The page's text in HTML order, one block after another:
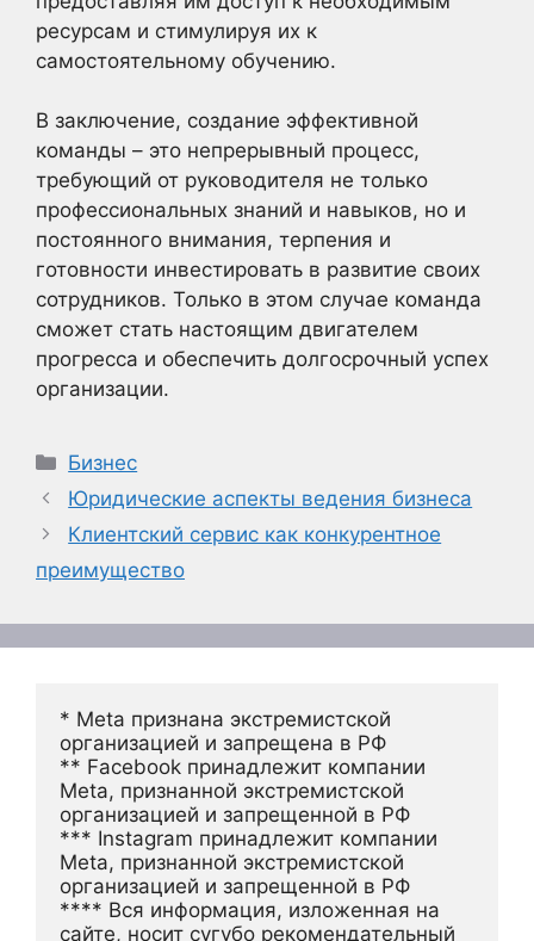
ресурсам и стимулируя их к
самостоятельному обучению.
В заключение, создание эффективной
команды – это непрерывный процесс,
требующий от руководителя не только
профессиональных знаний и навыков, но и
постоянного внимания, терпения и
готовности инвестировать в развитие своих
сотрудников. Только в этом случае команда
сможет стать настоящим двигателем
прогресса и обеспечить долгосрочный успех
организации.
Рубрики
Бизнес
Юридические аспекты ведения бизнеса
Клиентский сервис как конкурентное
преимущество
* Meta признана экстремистской
организацией и запрещена в РФ
** Facebook принадлежит компании
Meta, признанной экстремистской
организацией и запрещенной в РФ
*** Instagram принадлежит компании
Meta, признанной экстремистской
организацией и запрещенной в РФ
**** Вся информация, изложенная на
сайте, носит сугубо рекомендательный